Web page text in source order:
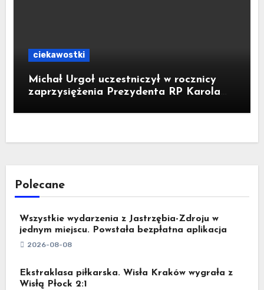
ciekawostki
Michał Urgoł uczestniczył w rocznicy
zaprzysiężenia Prezydenta RP Karola
Polecane
Wszystkie wydarzenia z Jastrzębia-Zdroju w
jednym miejscu. Powstała bezpłatna aplikacja
2026-08-08
Ekstraklasa piłkarska. Wisła Kraków wygrała z
Wisłą Płock 2:1